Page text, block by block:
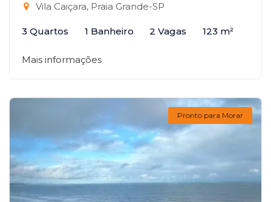
Vila Caiçara, Praia Grande-SP
3 Quartos 1 Banheiro 2 Vagas 123 m²
Mais informações
Pronto para Morar